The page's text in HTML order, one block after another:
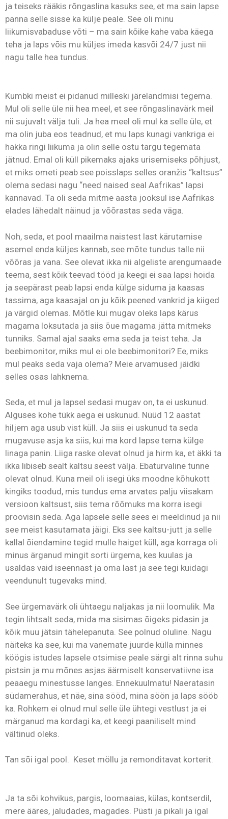
ja teiseks rääkis rõngaslina kasuks see, et ma sain lapse
panna selle sisse ka külje peale. See oli minu
liikumisvabaduse võti – ma sain kõike kahe vaba käega
teha ja laps võis mu küljes imeda kasvõi 24/7 just nii
nagu talle hea tundus.
Kumbki meist ei pidanud milleski järelandmisi tegema.
Mul oli selle üle nii hea meel, et see rõngaslinavärk meil
nii sujuvalt välja tuli. Ja hea meel oli mul ka selle üle, et
ma olin juba eos teadnud, et mu laps kunagi vankriga ei
hakka ringi liikuma ja olin selle ostu targu tegemata
jätnud. Emal oli küll pikemaks ajaks urisemiseks põhjust,
et miks ometi peab see poisslaps selles oranžis “kaltsus”
olema sedasi nagu “need naised seal Aafrikas” lapsi
kannavad. Ta oli seda mitme aasta jooksul ise Aafrikas
elades lähedalt näinud ja võõrastas seda väga.
Noh, seda, et pool maailma naistest last kärutamise
asemel enda küljes kannab, see mõte tundus talle nii
võõras ja vana. See olevat ikka nii algeliste arengumaade
teema, sest kõik teevad tööd ja keegi ei saa lapsi hoida
ja seepärast peab lapsi enda külge siduma ja kaasas
tassima, aga kaasajal on ju kõik peened vankrid ja kiiged
ja värgid olemas. Mõtle kui mugav oleks laps kärus
magama loksutada ja siis õue magama jätta mitmeks
tunniks. Samal ajal saaks ema seda ja teist teha. Ja
beebimonitor, miks mul ei ole beebimonitori? Ee, miks
mul peaks seda vaja olema? Meie arvamused jäidki
selles osas lahknema.
Seda, et mul ja lapsel sedasi mugav on, ta ei uskunud.
Alguses kohe tükk aega ei uskunud. Nüüd 12 aastat
hiljem aga usub vist küll. Ja siis ei uskunud ta seda
mugavuse asja ka siis, kui ma kord lapse tema külge
linaga panin. Liiga raske olevat olnud ja hirm ka, et äkki ta
ikka libiseb sealt kaltsu seest välja. Ebaturvaline tunne
olevat olnud. Kuna meil oli isegi üks moodne kõhukott
kingiks toodud, mis tundus ema arvates palju viisakam
versioon kaltsust, siis tema rõõmuks ma korra isegi
proovisin seda. Aga lapsele selle sees ei meeldinud ja nii
see meist kasutamata jäigi. Eks see kaltsu-jutt ja selle
kallal õiendamine tegid mulle haiget küll, aga korraga oli
minus ärganud mingit sorti ürgema, kes kuulas ja
usaldas vaid iseennast ja oma last ja see tegi kuidagi
veendunult tugevaks mind.
See ürgemavärk oli ühtaegu naljakas ja nii loomulik. Ma
tegin lihtsalt seda, mida ma sisimas õigeks pidasin ja
kõik muu jätsin tähelepanuta. See polnud oluline. Nagu
näiteks ka see, kui ma vanemate juurde külla minnes
köögis istudes lapsele otsimise peale särgi alt rinna suhu
pistsin ja mu mõnes asjas äärmiselt konservatiivne isa
peaaegu minestusse langes. Ennekuulmatu! Naeratasin
südamerahus, et näe, sina sööd, mina söön ja laps sööb
ka. Rohkem ei olnud mul selle üle ühtegi vestlust ja ei
märganud ma kordagi ka, et keegi paaniliselt mind
vältinud oleks.
Tan sõi igal pool. Keset möllu ja remonditavat korterit.
Ja ta sõi kohvikus, pargis, loomaaias, külas, kontserdil,
mere ääres, jaludades, magades. Püsti ja pikali ja igal